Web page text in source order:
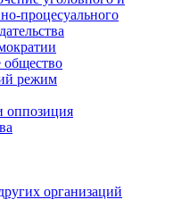
процесуального
общество
режим
оппозиция
организаций